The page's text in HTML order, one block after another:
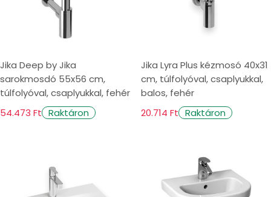
Jika Deep by Jika
sarokmosdó 55x56 cm,
túlfolyóval, csaplyukkal, fehér
54.473 Ft Raktáron
Jika Lyra Plus kézmosó 40x31
cm, túlfolyóval, csaplyukkal,
balos, fehér
20.714 Ft Raktáron